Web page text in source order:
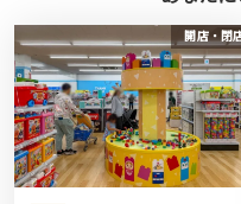
開店・閉